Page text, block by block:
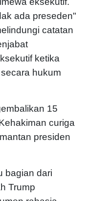
ada preseden"
catatan
ketika
hukum
15
curiga
presiden
bagian dari
Trump